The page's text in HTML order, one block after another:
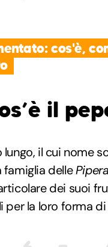
cos'è,
il
lungo, il cui nome
famiglia delle
dei suoi
per la loro forma di